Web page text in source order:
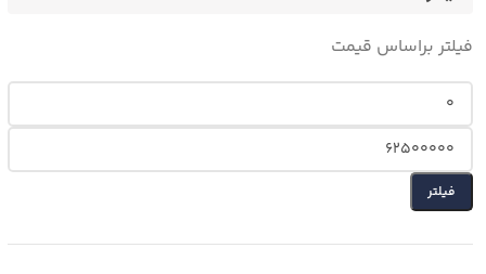
فیلتر براساس قیمت
فیلتر